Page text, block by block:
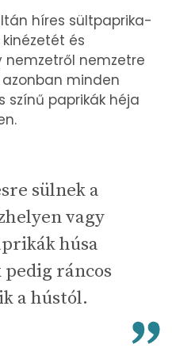
híres sültpaprika-
és
nemzetre
minden
színű paprikák héja
sülnek a
vagy
húsa
ráncos
a hústól.